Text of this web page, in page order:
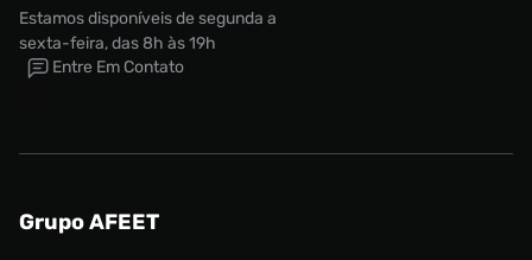
Estamos disponíveis de segunda a
sexta-feira, das 8h às 19h
Entre Em Contato
Grupo AFEET